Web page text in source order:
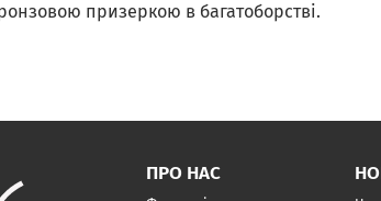
призеркою в багатоборстві.
ПРО НАС